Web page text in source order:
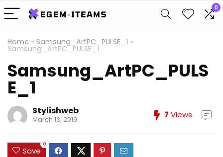
0
Home » Samsung_ArtPC_PULSE_1 »
Samsung_ArtPC_PULSE_1
Samsung_ArtPC_PULS
E_1
Stylishweb
March 13, 2019 7 Views
Save
0